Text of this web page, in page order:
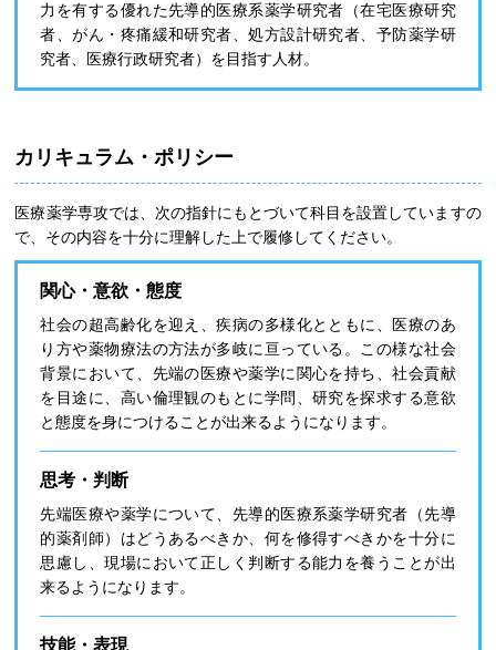
力を有する優れた先導的医療系薬学研究者（在宅医療研究
者、がん・疼痛緩和研究者、処方設計研究者、予防薬学研
究者、医療行政研究者）を目指す人材。
カリキュラム・ポリシー
医療薬学専攻では、次の指針にもとづいて科目を設置していますの
で、その内容を十分に理解した上で履修してください。
関心・意欲・態度
社会の超高齢化を迎え、疾病の多様化とともに、医療のあ
り方や薬物療法の方法が多岐に亘っている。この様な社会
背景において、先端の医療や薬学に関心を持ち、社会貢献
を目途に、高い倫理観のもとに学問、研究を探求する意欲
と態度を身につけることが出来るようになります。
思考・判断
先端医療や薬学について、先導的医療系薬学研究者（先導
的薬剤師）はどうあるべきか、何を修得すべきかを十分に
思慮し、現場において正しく判断する能力を養うことが出
来るようになります。
技能・表現